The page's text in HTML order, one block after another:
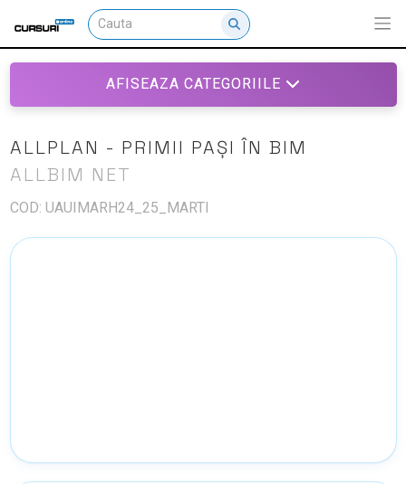
AFISEAZA CATEGORIILE
ALLPLAN - PRIMII PAȘI ÎN BIM
ALLBIM NET
COD: UAUIMARH24_25_MARTI